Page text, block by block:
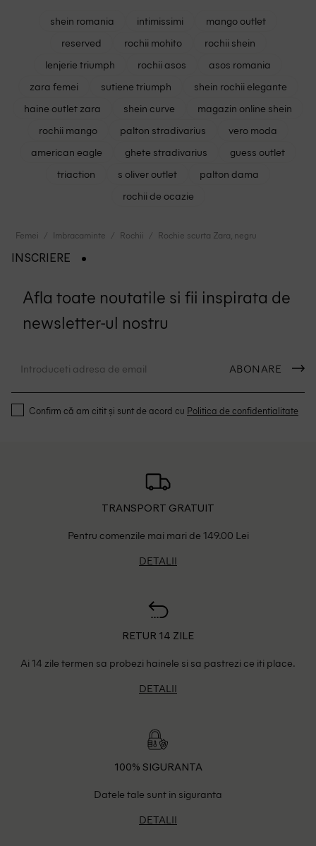
shein romania intimissimi
mango outlet
reserved
rochii mohito
rochii shein
lenjerie triumph
rochii asos
asos romania
zara femei
sutiene triumph
shein rochii elegante
haine outlet zara
shein curve
magazin online shein
rochii mango
palton stradivarius
vero moda
american eagle
ghete stradivarius
guess outlet
triaction
s oliver outlet
palton dama
rochii de ocazie
Femei Imbracaminte Rochii Rochie scurta Zara, negru
INSCRIERE
Afla toate noutatile si fii inspirata de
newsletter-ul nostru
ABONARE
Confirm că am citit și sunt de acord cu Politica de confidentialitate
TRANSPORT GRATUIT
Pentru comenzile mai mari de 149.00 Lei
DETALII
RETUR 14 ZILE
Ai 14 zile termen sa probezi hainele si sa pastrezi ce iti place.
DETALII
100% SIGURANTA
Datele tale sunt in siguranta
DETALII